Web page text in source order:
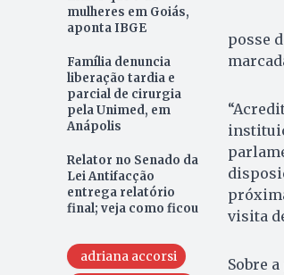
mulheres em Goiás,
aponta IBGE
Família denuncia
liberação tardia e
parcial de cirurgia
pela Unimed, em
Anápolis
Relator no Senado da
Lei Antifacção
entrega relatório
final; veja como ficou
adriana accorsi
posse
visita
Sobre